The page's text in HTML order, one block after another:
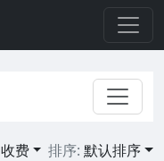
收费 排序:默认排序